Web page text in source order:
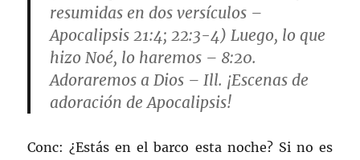
resumidas en dos versículos –
Apocalipsis 21:4; 22:3-4) Luego, lo que
hizo Noé, lo haremos – 8:20.
Adoraremos a Dios – Ill. ¡Escenas de
adoración de Apocalipsis!
Conc: ¿Estás en el barco esta noche? Si no es